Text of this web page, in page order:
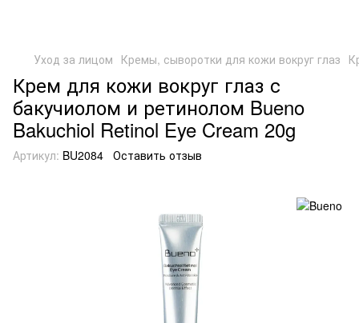
Уход за лицом Кремы, сыворотки для кожи вокруг глаз
Крем для кожи вокруг глаз с
бакучиолом и ретинолом Bueno
Bakuchiol Retinol Eye Cream 20g
Артикул: BU2084 Оставить отзыв